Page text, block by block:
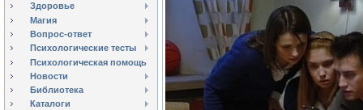
Здоровье
Магия
Вопрос-ответ
Психологические тесты
Психологическая помощь
Новости
Библиотека
Каталоги